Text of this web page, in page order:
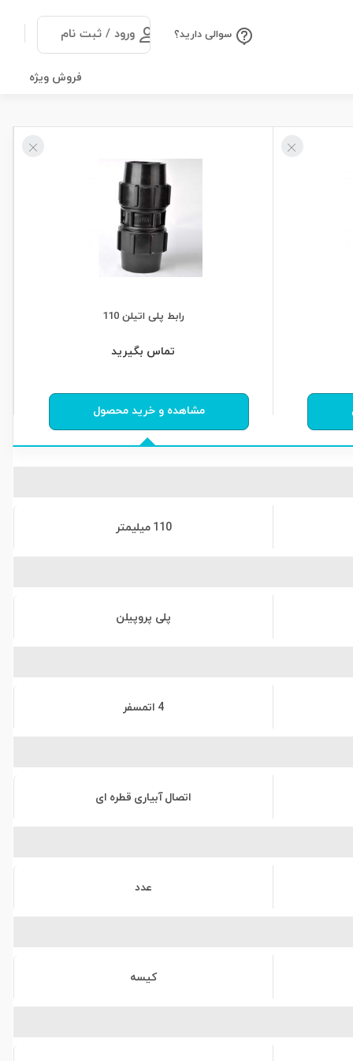
ورود / ثبت نام سوالی دارید؟
فروش ویژه
رابط پلی اتیلن 110
تماس بگیرید
مشاهده و خرید محصول
110 میلیمتر
پلی پروپیلن
4 اتمسفر
اتصال آبیاری قطره ای
عدد
کیسه